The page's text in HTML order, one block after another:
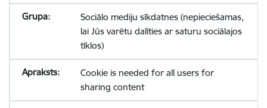
Sociālo mediju sīkdatnes (nepieciešamas,
lai Jūs varētu dalīties ar saturu sociālajos
tīklos)
Cookie is needed for all users for
sharing content